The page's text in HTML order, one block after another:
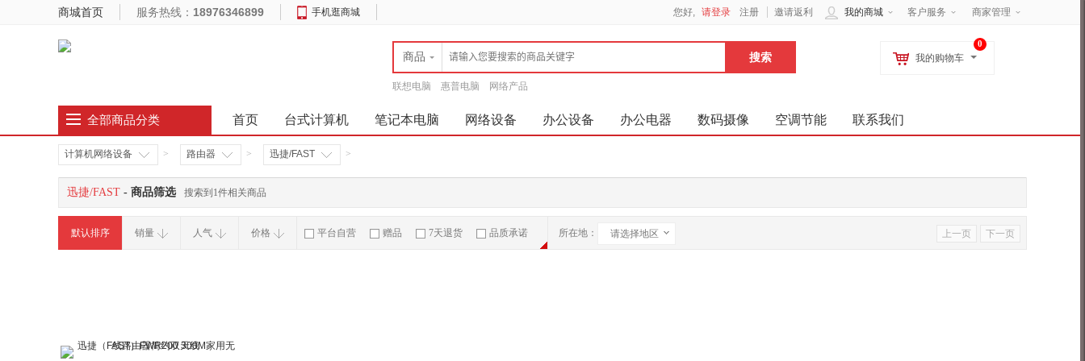
商城首页 服务热线： 18976346899 手机逛商城 客户服务 商家管理
我的商城
您好, 请登录 注册 邀请返利
商品
联想电脑 惠普电脑 网络产品
0
我的购物车
全部商品分类 首页 台式计算机 笔记本电脑 网络设备 办公设备 办公电器 数码摄像 空调节能 联系我们
计算机网络设备 > 路由器 > 迅捷/FAST >
迅捷/FAST - 商品筛选 搜索到1件相关商品
上一页 下一页
默认排序 销量 人气 价格 平台自营 赠品 7天退货 品质承诺 所在地： 请选择地区